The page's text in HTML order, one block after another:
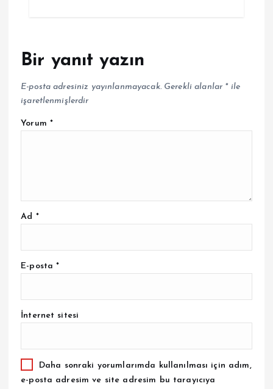
Bir yanıt yazın
E-posta adresiniz yayınlanmayacak. Gerekli alanlar *ile
işaretlenmişlerdir
Yorum *
Ad *
E-posta*
İnternet sitesi
Daha sonraki yorumlarımda kullanılması için adım,
e-posta adresim ve site adresim bu tarayıcıya